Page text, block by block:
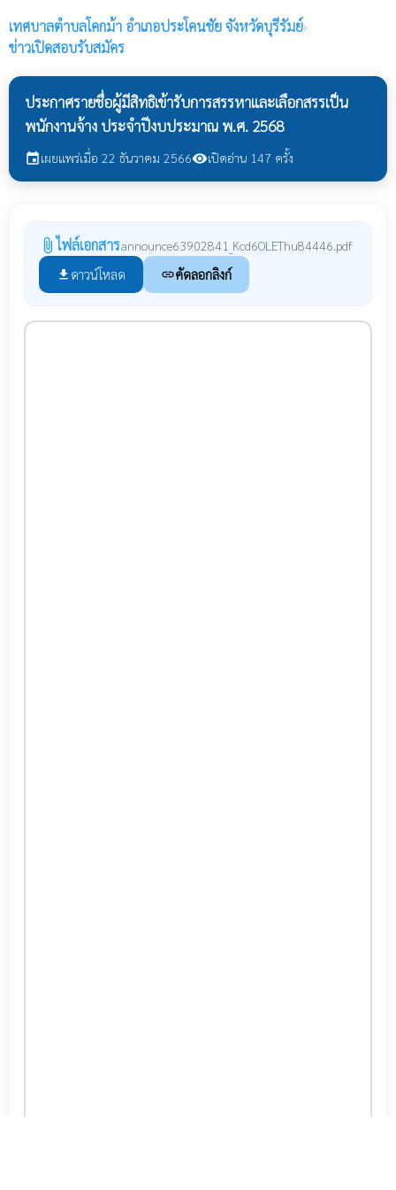
เทศบาลตำบลโคกม้า อำเภอประโคนชัย จังหวัดบุรีรัมย์›
ข่าวเปิดสอบรับสมัคร
ประกาศรายชื่อผู้มีสิทธิเข้ารับการสรรหาและเลือกสรรเป็น
พนักงานจ้าง ประจำปีงบประมาณ พ.ศ. 2568
eventเผยแพร่เมื่อ 22 ธันวาคม 2566visibilityเปิดอ่าน 147 ครั้ง
attach_file ไฟล์เอกสารannounce63902841_Kcd6OLEThu84446.pdf
file_download ดาวน์โหลด linkคัดลอกลิงก์